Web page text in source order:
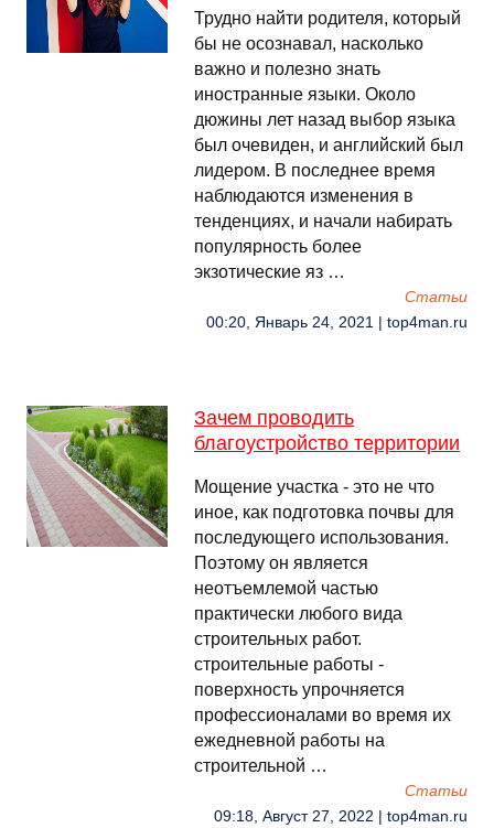
Трудно найти родителя, который
бы не осознавал, насколько
важно и полезно знать
иностранные языки. Около
дюжины лет назад выбор языка
был очевиден, и английский был
лидером. В последнее время
наблюдаются изменения в
тенденциях, и начали набирать
популярность более
экзотические яз …
Cтатьи
00:20, Январь 24, 2021 | top4man.ru
Зачем проводить
благоустройство территории
Мощение участка - это не что
иное, как подготовка почвы для
последующего использования.
Поэтому он является
неотъемлемой частью
практически любого вида
строительных работ.
строительные работы -
поверхность упрочняется
профессионалами во время их
ежедневной работы на
строительной …
Cтатьи
09:18, Август 27, 2022 | top4man.ru